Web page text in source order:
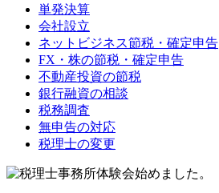
単発決算
会社設立
ネットビジネス節税・確定申告
FX・株の節税・確定申告
不動産投資の節税
銀行融資の相談
税務調査
無申告の対応
税理士の変更